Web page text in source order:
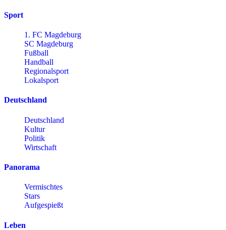
Sport
1. FC Magdeburg
SC Magdeburg
Fußball
Handball
Regionalsport
Lokalsport
Deutschland
Deutschland
Kultur
Politik
Wirtschaft
Panorama
Vermischtes
Stars
Aufgespießt
Leben